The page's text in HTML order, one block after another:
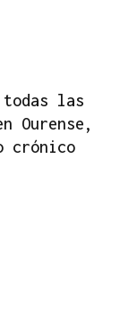
todas las
Ourense,
crónico